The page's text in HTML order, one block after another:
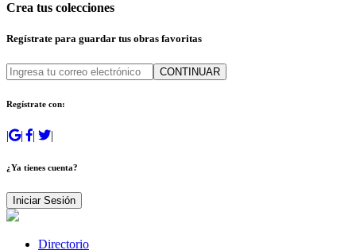
Crea tus colecciones
Regístrate para guardar tus obras favoritas
CONTINUAR
Regístrate con:
|
¿Ya tienes cuenta?
Iniciar Sesión
Directorio